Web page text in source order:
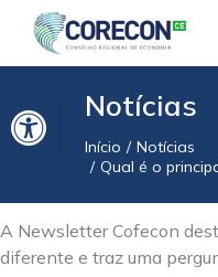
Barra de Ferramentas AbertaNotícias
Você está aqui:
Início
Notícias
Qual é o
A Newsletter Cofecon
diferente e traz uma